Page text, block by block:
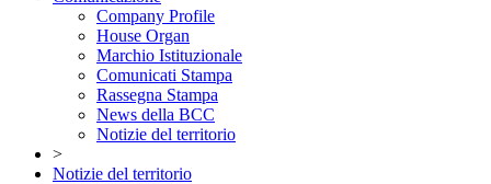
Company Profile
House Organ
Marchio Istituzionale
Comunicati Stampa
Rassegna Stampa
News della BCC
Notizie del territorio
>
Notizie del territorio